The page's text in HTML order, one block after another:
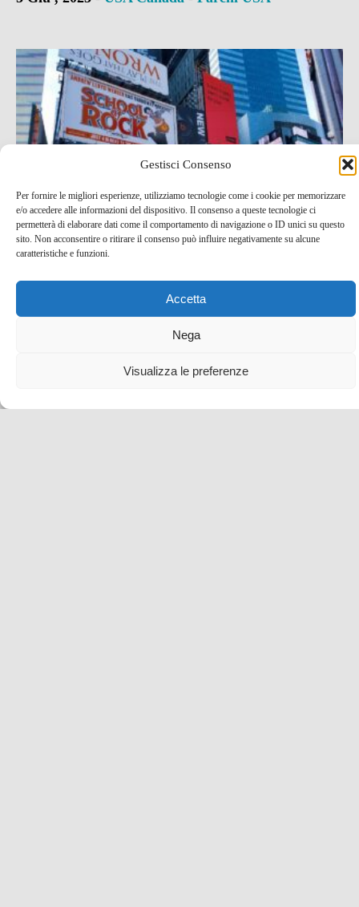
Gestisci Consenso
Per fornire le migliori esperienze, utilizziamo tecnologie come i cookie per memorizzare
e/o accedere alle informazioni del dispositivo. Il consenso a queste tecnologie ci
permetterà di elaborare dati come il comportamento di navigazione o ID unici su questo
sito. Non acconsentire o ritirare il consenso può influire negativamente su alcune
caratteristiche e funzioni.
Accetta
Nega
Visualizza le preferenze
I migliori Musical di Broadway: quali vedere? Dove
USA New York